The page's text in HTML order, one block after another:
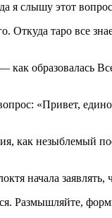
я слышу этот
Откуда таро все
образовалась
«Привет,
как незыблемый
начала заявлять,
Размышляйте,